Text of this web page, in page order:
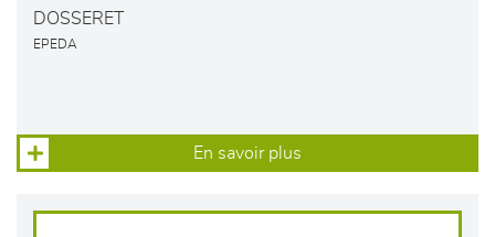
DOSSERET
EPEDA
En savoir plus